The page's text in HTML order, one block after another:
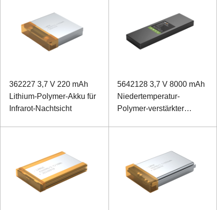
362227 3,7 V 220 mAh
Lithium-Polymer-Akku für
Infrarot-Nachtsicht
5642128 3,7 V 8000 mAh
Niedertemperatur-
Polymer-verstärkter